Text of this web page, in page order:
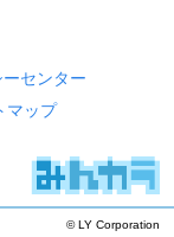
センター
マップ
© LY Corporation